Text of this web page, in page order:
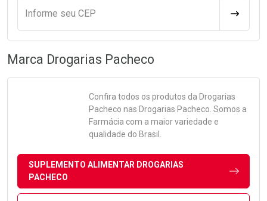
Informe seu CEP
Marca Drogarias Pacheco
Confira todos os produtos da Drogarias
Pacheco nas Drogarias Pacheco. Somos a
Farmácia com a maior variedade e
qualidade do Brasil.
SUPLEMENTO ALIMENTAR DROGARIAS
PACHECO